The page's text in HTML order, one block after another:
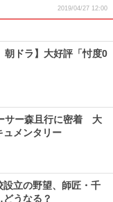
2019/04/27 12:00
朝ドラ】大好評「忖度0
サー森且行に密着 大
ュメンタリー
立の野望、師匠・千
うなる？